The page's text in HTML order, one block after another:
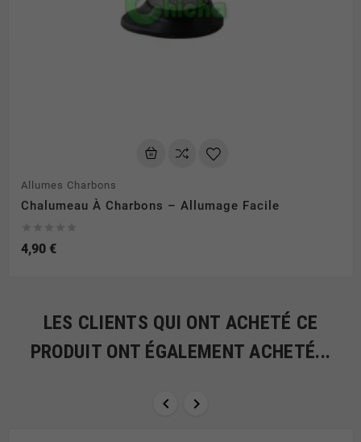
Allumes Charbons
Chalumeau À Charbons – Allumage Facile
4,90 €
LES CLIENTS QUI ONT ACHETÉ CE
PRODUIT ONT ÉGALEMENT ACHETÉ...
 